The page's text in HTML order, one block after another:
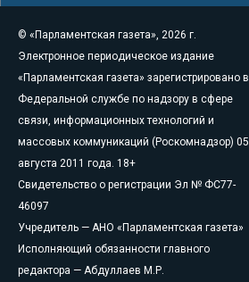
© «Парламентская газета», 2026 г.
Электронное периодическое издание
«Парламентская газета» зарегистрировано в
Федеральной службе по надзору в сфере
связи, информационных технологий и
массовых коммуникаций (Роскомнадзор) 05
августа 2011 года. 18+
Свидетельство о регистрации Эл № ФС77-
46097
Учредитель — АНО «Парламентская газета»
Исполняющий обязанности главного
редактора — Абдуллаев М.Р.